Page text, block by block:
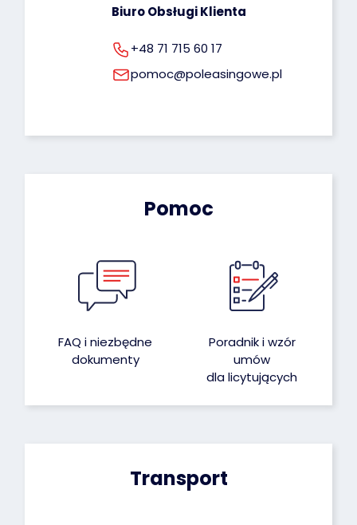
Biuro Obsługi Klienta
+48 71 715 60 17
pomoc@poleasingowe.pl
Pomoc
FAQ i niezbędne
dokumenty
Poradnik i wzór
umów
dla licytujących
Transport